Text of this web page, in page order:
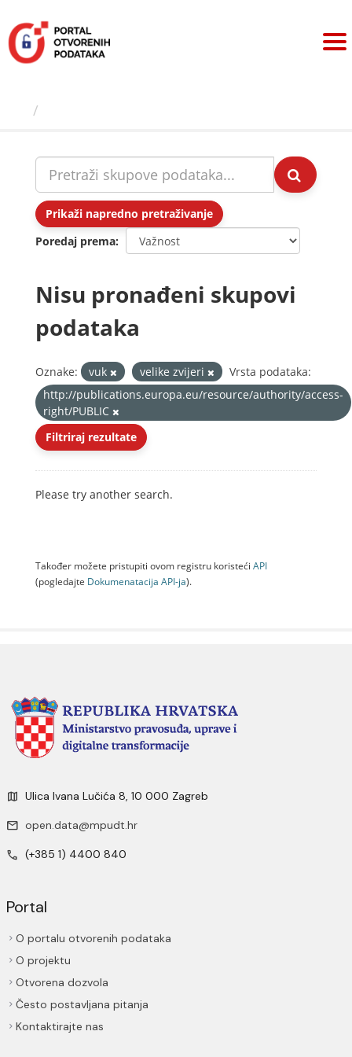
sadržaj
Prikaži napredno pretraživanje
Poredaj prema
Nisu pronađeni skupovi
podataka
Oznake: vuk velike zvijeri
Vrsta podataka:
http://publications.europa.eu/resource/authority/access-
right/PUBLIC
Filtriraj rezultate
Please try another search.
Također možete pristupiti ovom registru koristeći API
(pogledajte Dokumenаtаcijа API-jа).